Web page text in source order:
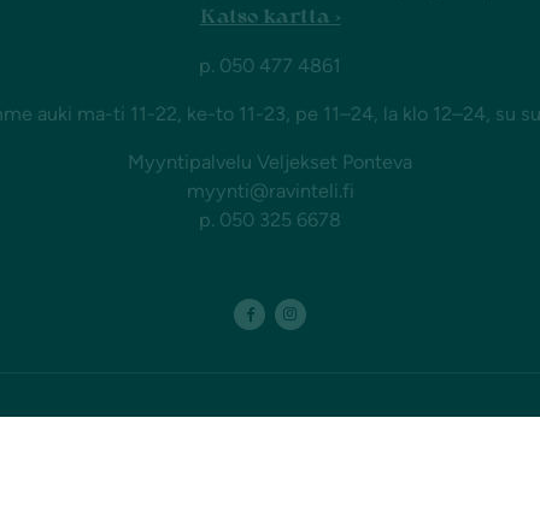
Katso kartta ›
p. 050 477 4861
auki ma-ti 11-22, ke-to 11-23, pe 11–24, la klo 12–24, su
Myyntipalvelu Veljekset Ponteva
myynti@ravinteli.fi
p. 050 325 6678